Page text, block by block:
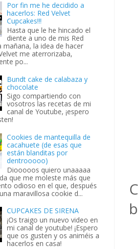
Por fin me he decidido a
hacerlos: Red Velvet
Cupcakes!!!
Hasta que le he hincado el
diente a uno de mis Red
mañana, la idea de hacer
me aterrorizaba,
po...
Bundt cake de calabaza y
chocolate
Sigo compartiendo con
vosotros las recetas de mi
canal de Youtube, ¡espero
Cookies de mantequilla de
cacahuete (de esas que
están blanditas por
dentrooooo)
Diooooos quiero unaaaaa
que me moleste más que
odioso en el que, después
maravillosa cookie d...
CUPCAKES DE SIRENA
¡Os traigo un nuevo video en
mi canal de youtube! ¡Espero
que os gusten y os animéis a
hacerlos en casa!